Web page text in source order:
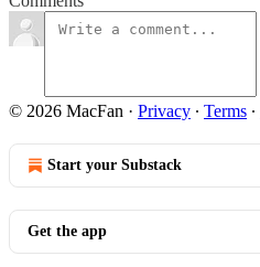
© 2026 MacFan · Privacy ∙ Terms ∙
Start your Substack
Get the app